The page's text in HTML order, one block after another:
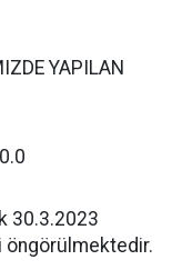
YAPILAN
30.3.2023
öngörülmektedir.